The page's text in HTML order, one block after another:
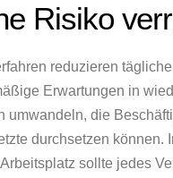
Risiko
reduzieren
Erwartungen in
umwandeln, die
durchsetzen können.
sollte jedes